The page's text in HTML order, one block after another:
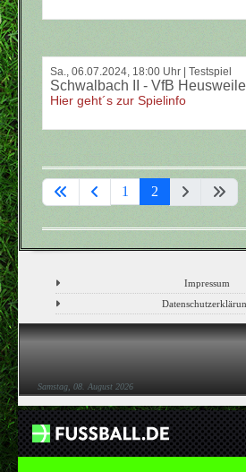
Impressum
Samstag, 08. August 2026
Sa., 06.07.2024, 18:00 Uhr | Testspiel
Schwalbach II - VfB
Hier geht´s zur Spielinfo
1 2